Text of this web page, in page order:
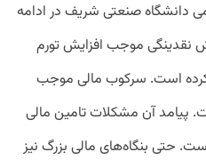
دانشگاه صنعتی شریف در ادامه
نقدینگی موجب افزایش تورم
کرده است. سرکوب مالی موجب
پیامد آن مشکلات تامین مالی
حتی بنگاه‌های مالی بزرگ نیز